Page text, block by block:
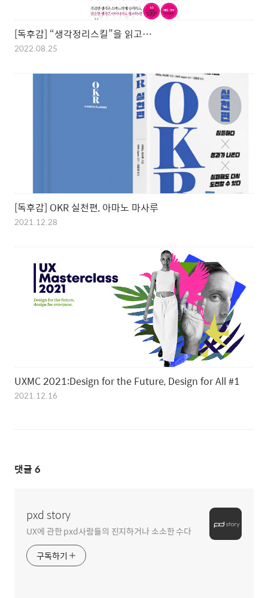
[독후감] “생각정리스킬”을 읽고…
2022.08.25
[독후감] OKR 실천편, 아마노 마사루
2021.12.28
UXMC 2021:Design for the Future, Design for All #1
2021.12.16
댓글 6
pxd story
UX에 관한 pxd사람들의 진지하거나 소소한 수다
구독하기